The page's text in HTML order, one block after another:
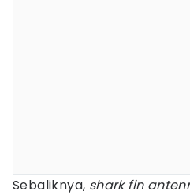
Sebaliknya, shark fin